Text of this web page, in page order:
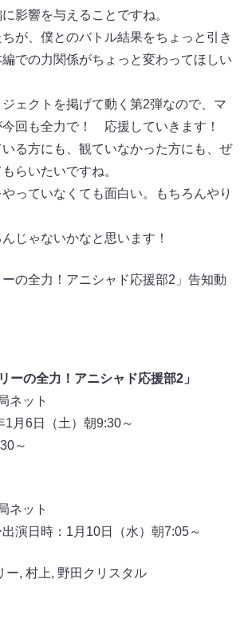
影響を与えることですね。
が、僕とのバトル結果をちょっと引き
での力関係がちょっと変わってほしい
ェクトを掲げて動く第2弾なので、マ
回も全力で！ 応援していきます！
る方にも、観ていなかった方にも、ぜ
らいたいですね。
っていなくても面白い。もちろんやり
じゃないかなと思います！
ーの全力！アニシャド応援部2」告知動
ーの全力！アニシャド応援部2」
ネット
月6日（土）朝9:30～
～
ネット
演日時：1月10日（水）朝7:05～
ー, 村上, 野田クリスタル